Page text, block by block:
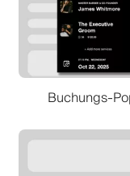
Buchungs-